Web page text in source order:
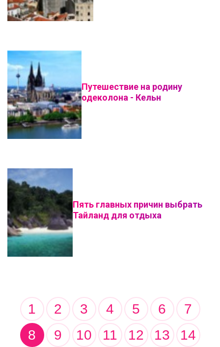
Путешествие на родину
одеколона - Кельн
Пять главных причин выбрать
Тайланд для отдыха
1 2 3 4 5 6
7
8
9 10 11 12 13 14